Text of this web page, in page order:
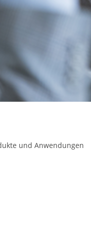
und Anwendungen